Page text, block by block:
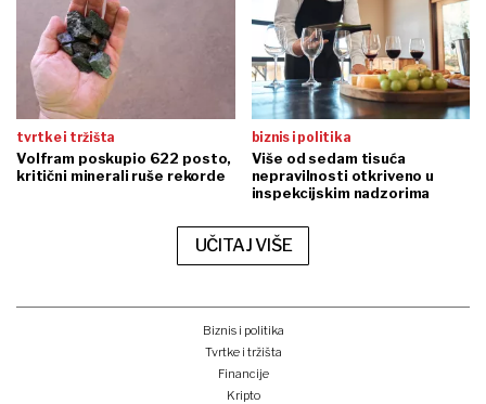
tvrtke i tržišta
Volfram poskupio 622 posto,
kritični minerali ruše rekorde
biznis i politika
Više od sedam tisuća
nepravilnosti otkriveno u
inspekcijskim nadzorima
UČITAJ VIŠE
Biznis i politika
Tvrtke i tržišta
Financije
Kripto